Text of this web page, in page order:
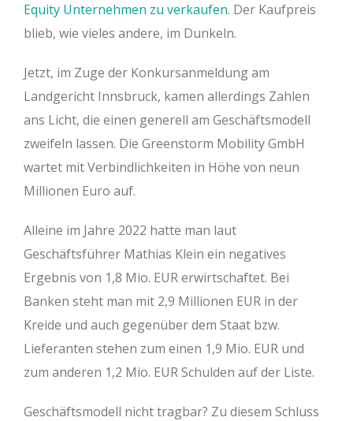
Equity Unternehmen zu verkaufen. Der Kaufpreis
blieb, wie vieles andere, im Dunkeln.
Jetzt, im Zuge der Konkursanmeldung am
Landgericht Innsbruck, kamen allerdings Zahlen
ans Licht, die einen generell am Geschäftsmodell
zweifeln lassen. Die Greenstorm Mobility GmbH
wartet mit Verbindlichkeiten in Höhe von neun
Millionen Euro auf.
Alleine im Jahre 2022 hatte man laut
Geschäftsführer Mathias Klein ein negatives
Ergebnis von 1,8 Mio. EUR erwirtschaftet. Bei
Banken steht man mit 2,9 Millionen EUR in der
Kreide und auch gegenüber dem Staat bzw.
Lieferanten stehen zum einen 1,9 Mio. EUR und
zum anderen 1,2 Mio. EUR Schulden auf der Liste.
Geschäftsmodell nicht tragbar? Zu diesem Schluss